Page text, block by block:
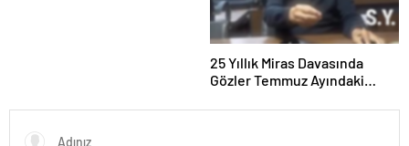
25 Yıllık Miras Davasında
Gözler Temmuz Ayındaki